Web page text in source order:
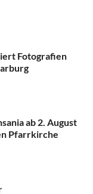
Fotografien
ab 2. August
Pfarrkirche